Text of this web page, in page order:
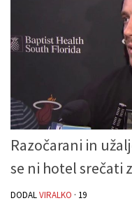
Razočarani in
se ni hotel srečati
DODALVIRALKO · 19